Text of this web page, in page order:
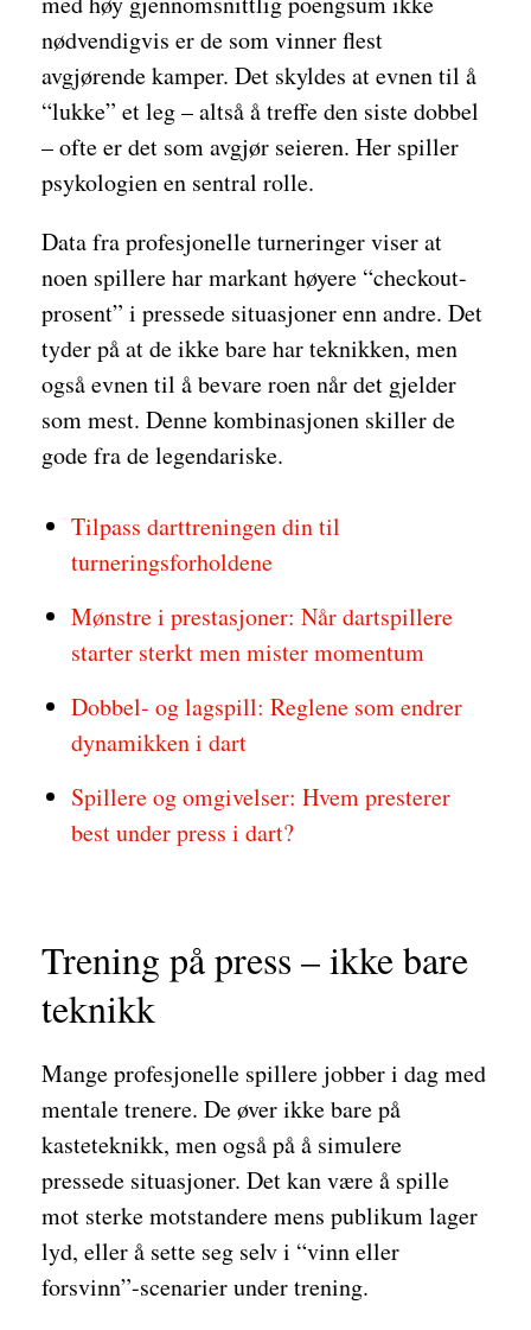
nødvendigvis er de som vinner flest
avgjørende kamper. Det skyldes at evnen til å
“lukke” et leg – altså å treffe den siste dobbel
– ofte er det som avgjør seieren. Her spiller
psykologien en sentral rolle.
Data fra profesjonelle turneringer viser at
noen spillere har markant høyere “checkout-
prosent” i pressede situasjoner enn andre. Det
tyder på at de ikke bare har teknikken, men
også evnen til å bevare roen når det gjelder
som mest. Denne kombinasjonen skiller de
gode fra de legendariske.
Tilpass darttreningen din til
turneringsforholdene
Mønstre i prestasjoner: Når dartspillere
starter sterkt men mister momentum
Dobbel- og lagspill: Reglene som endrer
dynamikken i dart
Spillere og omgivelser: Hvem presterer
best under press i dart?
Trening på press – ikke bare
teknikk
Mange profesjonelle spillere jobber i dag med
mentale trenere. De øver ikke bare på
kasteteknikk, men også på å simulere
pressede situasjoner. Det kan være å spille
mot sterke motstandere mens publikum lager
lyd, eller å sette seg selv i “vinn eller
forsvinn”-scenarier under trening.